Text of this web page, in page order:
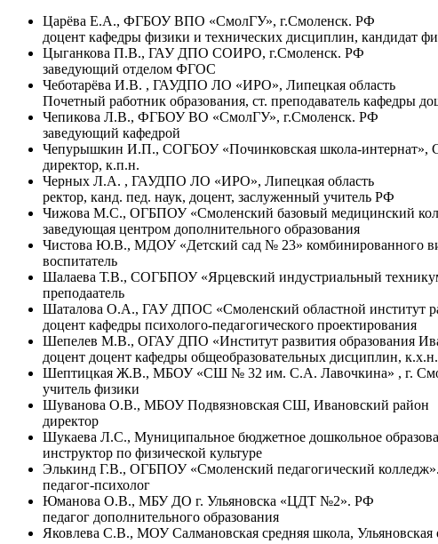
Царёва Е.А., ФГБОУ ВПО «СмолГУ», г.Смоленск. РФ
доцент кафедры физики и технических дисциплин, кандидат
Цыганкова П.В., ГАУ ДПО СОИРО, г.Смоленск. РФ
заведующий отделом ФГОС
Чеботарёва И.В. , ГАУДПО ЛО «ИРО», Липецкая область
Почетный работник образования, ст. преподаватель кафедры
Чепикова Л.В., ФГБОУ ВО «СмолГУ», г.Смоленск. РФ
заведующий кафедрой
Чепурышкин И.П., СОГБОУ «Починковская школа-интернат»,
директор, к.п.н.
Черных Л.А. , ГАУДПО ЛО «ИРО», Липецкая область
ректор, канд. пед. наук, доцент, заслуженный учитель РФ
Чижова М.С., ОГБПОУ «Смоленский базовый медицинский
заведующая центром дополнительного образования
Чистова Ю.В., МДОУ «Детский сад № 23» комбинированного
воспитатель
Шалаева Т.В., СОГБПОУ «Ярцевский индустриальный
преподаатель
Шаталова О.А., ГАУ ДПОС «Смоленский областной институт
доцент кафедры психолого-педагогического проектирования
Шепелев М.В., ОГАУ ДПО «Институт развития образования
доцент доцент кафедры общеобразовательных дисциплин, к.х.н.
Шептицкая Ж.В., МБОУ «СШ № 32 им. С.А. Лавочкина» , г.
учитель физики
Шуванова О.В., МБОУ Подвязновская СШ, Ивановский район
директор
Шукаева Л.С., Муниципальное бюджетное дошкольное
инструктор по физической культуре
Элькинд Г.В., ОГБПОУ «Смоленский педагогический
педагог-психолог
Юманова О.В., МБУ ДО г. Ульяновска «ЦДТ №2». РФ
педагог дополнительного образования
Яковлева С.В., МОУ Салмановская средняя школа,